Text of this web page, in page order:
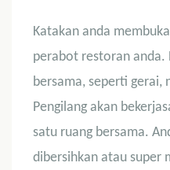
Katakan anda
perabot restoran anda.
bersama, seperti gerai,
Pengilang akan
satu ruang bersama.
dibersihkan atau super